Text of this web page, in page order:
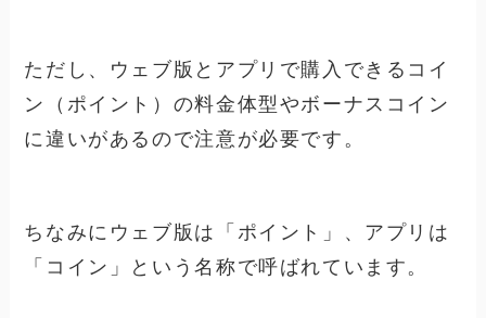
ただし、ウェブ版とアプリで購入できるコイ
ン（ポイント）の料金体型やボーナスコイン
に違いがあるので注意が必要です。
ちなみにウェブ版は「ポイント」、アプリは
「コイン」という名称で呼ばれています。